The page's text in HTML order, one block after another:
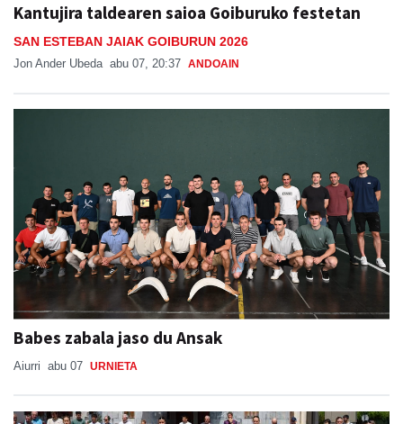
Kantujira taldearen saioa Goiburuko festetan
SAN ESTEBAN JAIAK GOIBURUN 2026
Jon Ander Ubeda abu 07, 20:37 ANDOAIN
Babes zabala jaso du Ansak
Aiurri abu 07 URNIETA